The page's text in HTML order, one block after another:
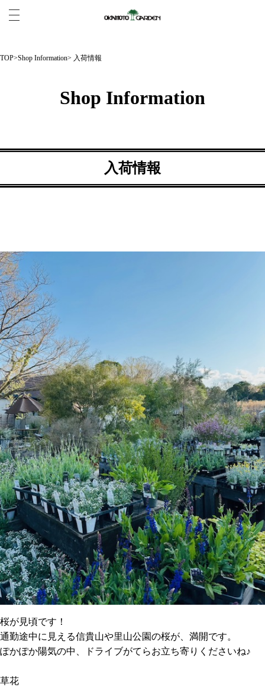
TOP>Shop Information> 入荷情報
Shop Information
入荷情報
桜が見頃です！
通勤途中に見える信貴山や里山公園の桜が、満開です。
ぽかぽか陽気の中、ドライブがてらお立ち寄りくださいね♪
草花